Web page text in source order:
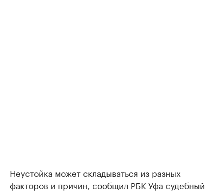
Неустойка может складываться из разных
факторов и причин, сообщил РБК Уфа судебный